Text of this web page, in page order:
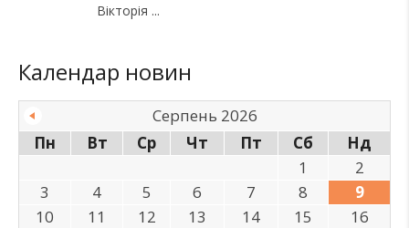
Вікторія
Календар новин
Серпень 2026
Пн
Вт Ср Чт Пт Сб
Нд
1
2
3
4 5 6 7 8
9
10
11 12 13 14 15
16